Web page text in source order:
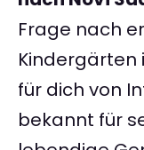
Frage nach
Kindergärten
für dich von
bekannt für